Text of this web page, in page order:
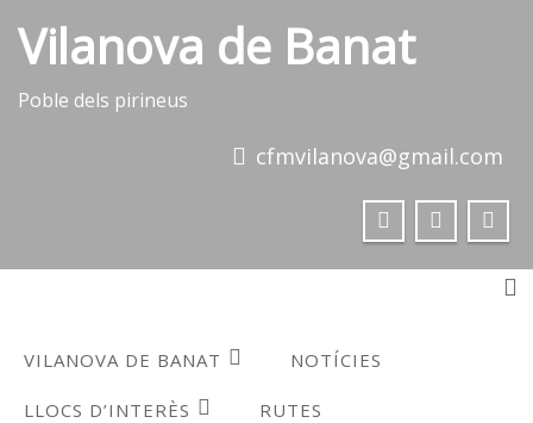
content
Vilanova de Banat
Poble dels pirineus
cfmvilanova@gmail.com
VILANOVA DE BANAT NOTÍCIES
LLOCS D’INTERÈS RUTES